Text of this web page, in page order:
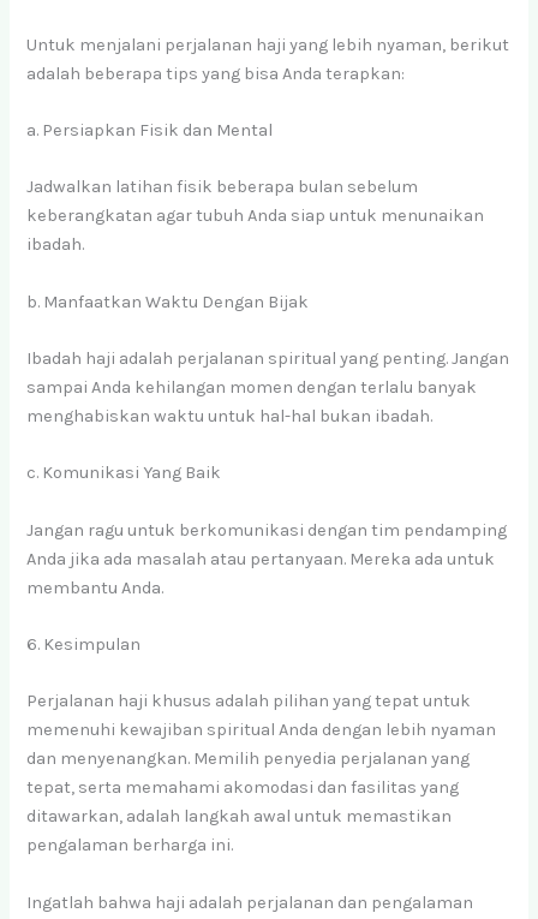
Untuk menjalani perjalanan haji yang lebih nyaman, berikut
adalah beberapa tips yang bisa Anda terapkan:
a. Persiapkan Fisik dan Mental
Jadwalkan latihan fisik beberapa bulan sebelum
keberangkatan agar tubuh Anda siap untuk menunaikan
ibadah.
b. Manfaatkan Waktu Dengan Bijak
Ibadah haji adalah perjalanan spiritual yang penting. Jangan
sampai Anda kehilangan momen dengan terlalu banyak
menghabiskan waktu untuk hal-hal bukan ibadah.
c. Komunikasi Yang Baik
Jangan ragu untuk berkomunikasi dengan tim pendamping
Anda jika ada masalah atau pertanyaan. Mereka ada untuk
membantu Anda.
6. Kesimpulan
Perjalanan haji khusus adalah pilihan yang tepat untuk
memenuhi kewajiban spiritual Anda dengan lebih nyaman
dan menyenangkan. Memilih penyedia perjalanan yang
tepat, serta memahami akomodasi dan fasilitas yang
ditawarkan, adalah langkah awal untuk memastikan
pengalaman berharga ini.
Ingatlah bahwa haji adalah perjalanan dan pengalaman